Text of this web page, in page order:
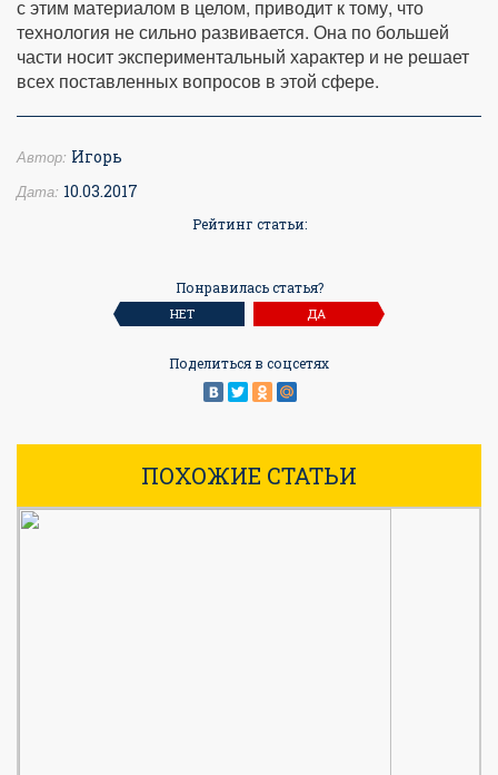
с этим материалом в целом, приводит к тому, что
технология не сильно развивается. Она по большей
части носит экспериментальный характер и не решает
всех поставленных вопросов в этой сфере.
Автор: Игорь
Дата: 10.03.2017
Рейтинг статьи:
Понравилась статья?
НЕТ ДА
Поделиться в соцсетях
ПОХОЖИЕ СТАТЬИ